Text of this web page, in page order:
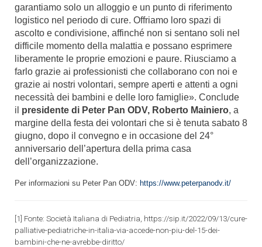
garantiamo solo un alloggio e un punto di riferimento
logistico nel periodo di cure. Offriamo loro spazi di
ascolto e condivisione, affinché non si sentano soli nel
difficile momento della malattia e possano esprimere
liberamente le proprie emozioni e paure. Riusciamo a
farlo grazie ai professionisti che collaborano con noi e
grazie ai nostri volontari, sempre aperti e attenti a ogni
necessità dei bambini e delle loro famiglie». Conclude
il presidente di Peter Pan ODV, Roberto Mainiero, a
margine della festa dei volontari che si è tenuta sabato 8
giugno, dopo il convegno e in occasione del 24°
anniversario dell’apertura della prima casa
dell’organizzazione.
Per informazioni su Peter Pan ODV: https://www.peterpanodv.it/
[1] Fonte: Società Italiana di Pediatria, https://sip.it/2022/09/13/cure-
palliative-pediatriche-in-italia-via-accede-non-piu-del-15-dei-
bambini-che-ne-avrebbe-diritto/